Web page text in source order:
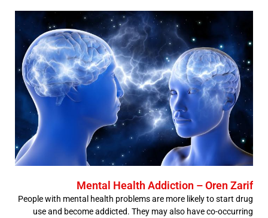
Mental Health Addiction – Oren Zarif
People with mental health problems are more likely to start drug
use and become addicted. They may also have co-occurring